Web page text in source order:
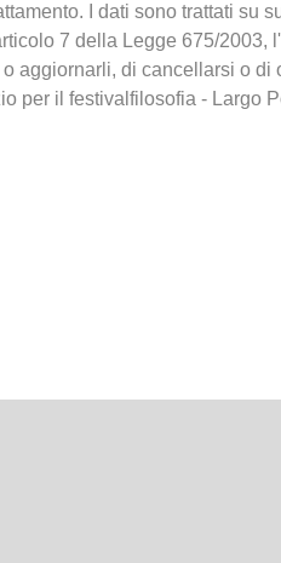
I dati sono trattati su
7 della Legge 675/2003,
aggiornarli, di cancellarsi o di
per il festivalfilosofia - Largo